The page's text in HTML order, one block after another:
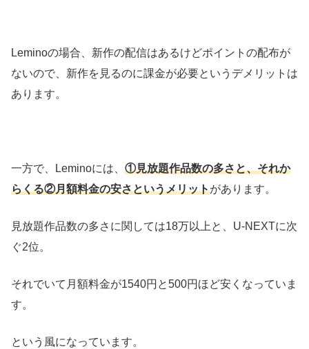
Leminoの場合、新作の配信はあるけどポイントの配布が
ないので、新作を見るのに課金が必要というデメリットは
あります。
一方で、Leminoには、 ①見放題作品数の多さと、それか
らくる②月額料金の安さというメリットがあります。
見放題作品数の多さに関しては18万以上と、U-NEXTに次
ぐ2位。
それでいて月額料金が1540円と500円ほど安くなっていま
す。
という風になっています。